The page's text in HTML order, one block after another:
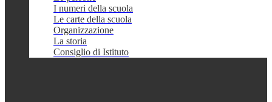
I numeri della scuola
Le carte della scuola
Organizzazione
La storia
Consiglio di Istituto